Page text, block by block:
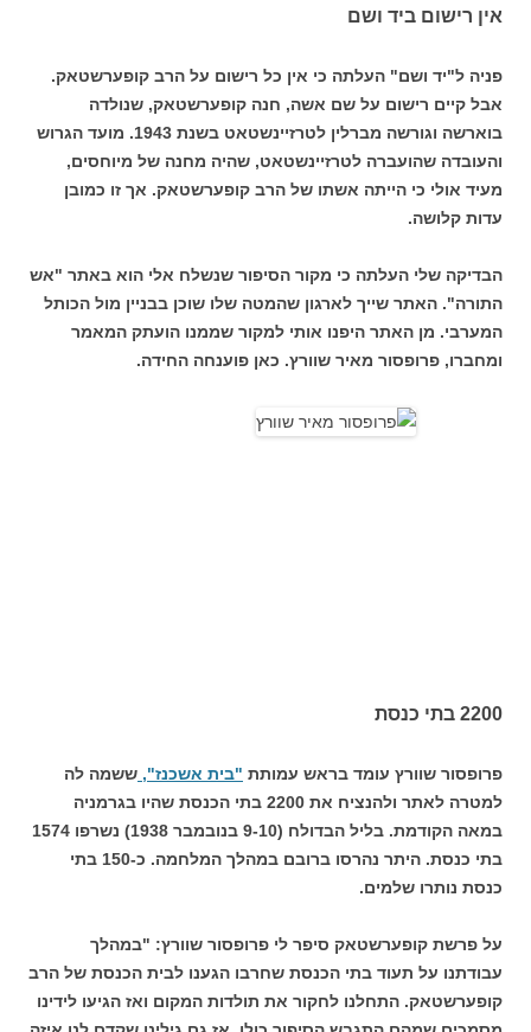
אין רישום ביד ושם
פניה ל"יד ושם" העלתה כי אין כל רישום על הרב קופערשטאק.
אבל קיים רישום על שם אשה, חנה קופערשטאק, שנולדה
בוארשה וגורשה מברלין לטרזיינשטאט בשנת 1943. מועד הגרוש
והעובדה שהועברה לטרזיינשטאט, שהיה מחנה של מיוחסים,
מעיד אולי כי הייתה אשתו של הרב קופערשטאק. אך זו כמובן
עדות קלושה.
הבדיקה שלי העלתה כי מקור הסיפור שנשלח אלי הוא באתר "אש
התורה". האתר שייך לארגון שהמטה שלו שוכן בבניין מול הכותל
המערבי. מן האתר היפנו אותי למקור שממנו הועתק המאמר
ומחברו, פרופסור מאיר שוורץ. כאן פוענחה החידה.
2200 בתי כנסת
פרופסור שוורץ עומד בראש עמותת "בית אשכנז", ששמה לה
למטרה לאתר ולהנציח את 2200 בתי הכנסת שהיו בגרמניה
במאה הקודמת. בליל הבדולח (9-10 בנובמבר 1938) נשרפו 1574
בתי כנסת. היתר נהרסו ברובם במהלך המלחמה. כ-150 בתי
כנסת נותרו שלמים.
על פרשת קופערשטאק סיפר לי פרופסור שוורץ: "במהלך
עבודתנו על תעוד בתי הכנסת שחרבו הגענו לבית הכנסת של הרב
קופערשטאק. התחלנו לחקור את תולדות המקום ואז הגיעו לידינו